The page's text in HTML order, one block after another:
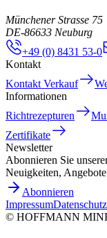
Münchener Strasse 75
DE-86633 Neuburg
+49 (0) 8431 53-0
Kontakt
Kontakt Verkauf
Informationen
Richtrezepturen
Zertifikate
Newsletter
Abonnieren Sie
Neuigkeiten,
Abonnieren
ImpressumDatenschutz
© HOFFMANN